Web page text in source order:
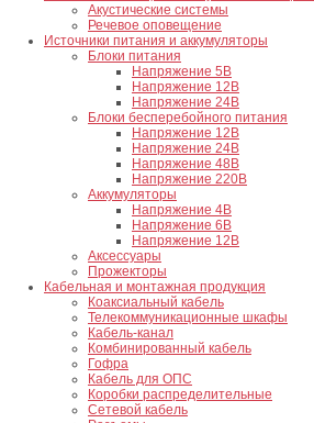
Акустические системы
Речевое оповещение
Источники питания и аккумуляторы
Блоки питания
Напряжение 5В
Напряжение 12В
Напряжение 24В
Блоки бесперебойного питания
Напряжение 12В
Напряжение 24В
Напряжение 48В
Напряжение 220В
Аккумуляторы
Напряжение 4В
Напряжение 6В
Напряжение 12В
Аксессуары
Прожекторы
Кабельная и монтажная продукция
Коаксиальный кабель
Телекоммуникационные шкафы
Кабель-канал
Комбинированный кабель
Гофра
Кабель для ОПС
Коробки распределительные
Сетевой кабель